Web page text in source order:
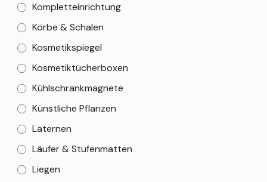
Kompletteinrichtung
Körbe & Schalen
Kosmetikspiegel
Kosmetiktücherboxen
Kühlschrankmagnete
Künstliche Pflanzen
Laternen
Läufer & Stufenmatten
Liegen